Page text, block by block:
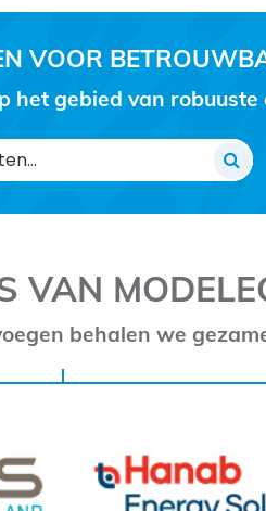
VOOR
gebied van
VAN
behalen we